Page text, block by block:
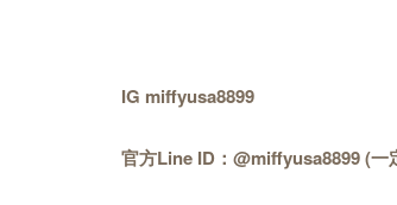
IG miffyusa8899
官方Line ID：@miffyusa8899 (一